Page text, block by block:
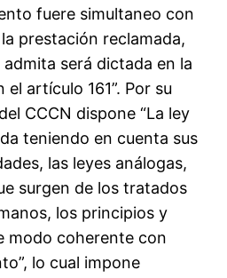
fuere simultaneo con
prestación reclamada,
será dictada en la
artículo 161”. Por su
CCCN dispone “La ley
teniendo en cuenta sus
las leyes análogas,
surgen de los tratados
los principios y
modo coherente con
lo cual impone